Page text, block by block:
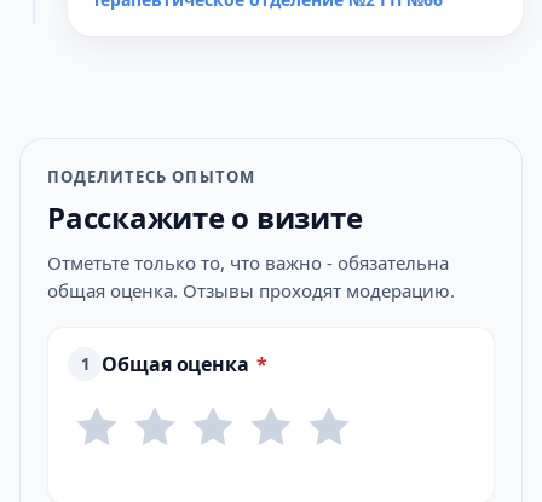
ПОДЕЛИТЕСЬ ОПЫТОМ
Расскажите о визите
Отметьте только то, что важно - обязательна
общая оценка. Отзывы проходят модерацию.
1 Общая оценка *